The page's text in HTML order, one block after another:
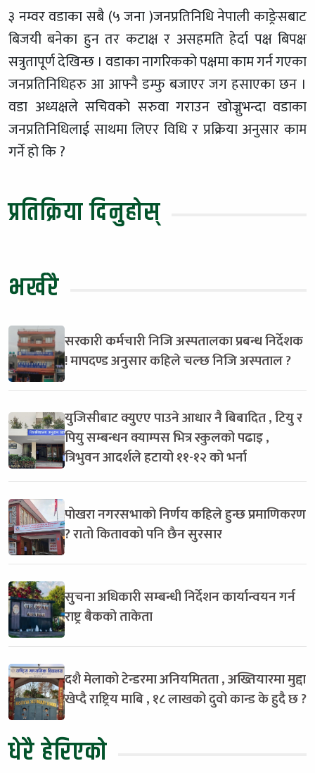
३ नम्वर वडाका सबै (५ जना )जनप्रतिनिधि नेपाली काङ्रेसबाट
बिजयी बनेका हुन तर कटाक्ष र असहमति हेर्दा पक्ष बिपक्ष
सत्रुतापूर्ण देखिन्छ । वडाका नागरिकको पक्षमा काम गर्न गएका
जनप्रतिनिधिहरु आ आफ्नै डम्फु बजाएर जग हसाएका छन ।
वडा अध्यक्षले सचिवको सरुवा गराउन खोज्नुभन्दा वडाका
जनप्रतिनिधिलाई साथमा लिएर विधि र प्रक्रिया अनुसार काम
गर्ने हो कि ?
प्रतिक्रिया दिनुहोस्
भर्खरै
सरकारी कर्मचारी निजि अस्पतालका प्रबन्ध निर्देशक
! मापदण्ड अनुसार कहिले चल्छ निजि अस्पताल ?
युजिसीबाट क्युएए पाउने आधार नै बिबादित , टियु र
पियु सम्बन्धन क्याम्पस भित्र स्कुलको पढाइ ,
त्रिभुवन आदर्शले हटायो ११-१२ को भर्ना
पोखरा नगरसभाको निर्णय कहिले हुन्छ प्रमाणिकरण
? रातो कितावको पनि छैन सुरसार
सुचना अधिकारी सम्बन्धी निर्देशन कार्यान्वयन गर्न
राष्ट्र बैकको ताकेता
दशै मेलाको टेन्डरमा अनियमितता , अख्तियारमा मुद्दा
खेप्दै राष्ट्रिय माबि , १८ लाखको दुवो कान्ड के हुदै छ ?
धेरै हेरिएको